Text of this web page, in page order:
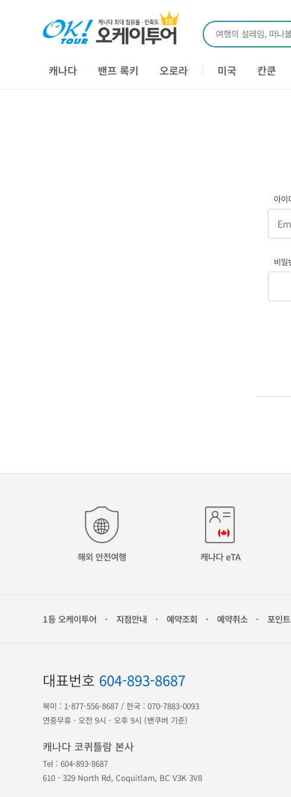
여행의 설레임, 떠나
캐나다 밴프 록키 오로라 미국 칸쿤
아이
비밀
해외 안전여행 캐나다 eTA
1등 오케이투어 · 지점안내 · 예약조회 · 예약취소 · 포인트
대표번호 604-893-8687
북미 : 1-877-556-8687 / 한국 : 070-7883-0093
연중무휴 · 오전 9시 - 오후 9시 (밴쿠버 기준)
캐나다 코퀴틀람 본사
Tel : 604-893-8687
610 - 329 North Rd, Coquitlam, BC V3K 3V8